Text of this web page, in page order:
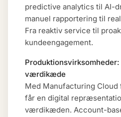
predictive analytics til AI-
manuel rapportering til
Fra reaktiv service til
kundeengagement.
værdikæde
Med Manufacturing Cloud
får en digital
værdikæden. Account-